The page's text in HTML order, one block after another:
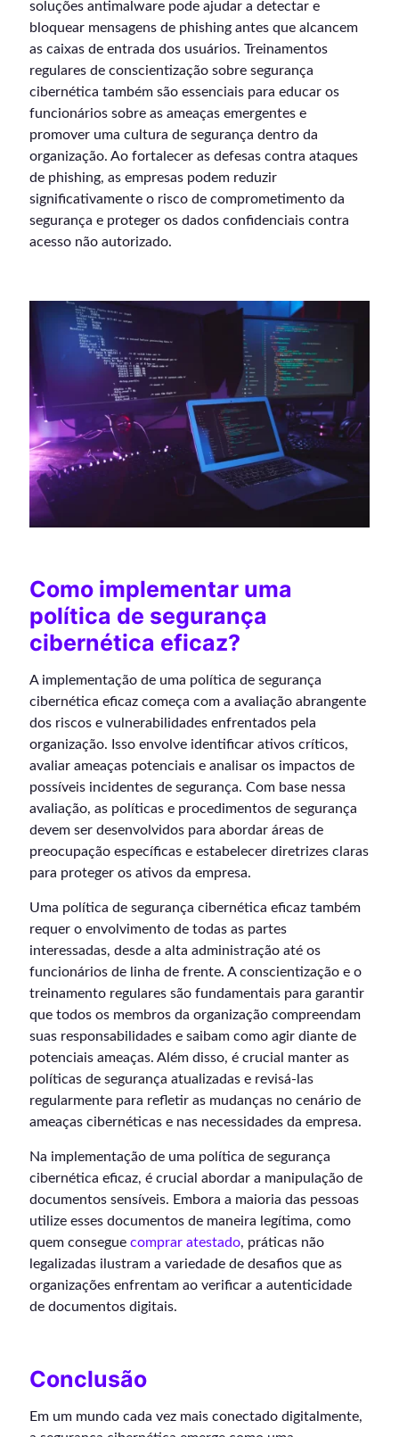
soluções antimalware pode ajudar a detectar e
bloquear mensagens de phishing antes que alcancem
as caixas de entrada dos usuários. Treinamentos
regulares de conscientização sobre segurança
cibernética também são essenciais para educar os
funcionários sobre as ameaças emergentes e
promover uma cultura de segurança dentro da
organização. Ao fortalecer as defesas contra ataques
de phishing, as empresas podem reduzir
significativamente o risco de comprometimento da
segurança e proteger os dados confidenciais contra
acesso não autorizado.
Como implementar uma
política de segurança
cibernética eficaz?
A implementação de uma política de segurança
cibernética eficaz começa com a avaliação abrangente
dos riscos e vulnerabilidades enfrentados pela
organização. Isso envolve identificar ativos críticos,
avaliar ameaças potenciais e analisar os impactos de
possíveis incidentes de segurança. Com base nessa
avaliação, as políticas e procedimentos de segurança
devem ser desenvolvidos para abordar áreas de
preocupação específicas e estabelecer diretrizes claras
para proteger os ativos da empresa.
Uma política de segurança cibernética eficaz também
requer o envolvimento de todas as partes
interessadas, desde a alta administração até os
funcionários de linha de frente. A conscientização e o
treinamento regulares são fundamentais para garantir
que todos os membros da organização compreendam
suas responsabilidades e saibam como agir diante de
potenciais ameaças. Além disso, é crucial manter as
políticas de segurança atualizadas e revisá-las
regularmente para refletir as mudanças no cenário de
ameaças cibernéticas e nas necessidades da empresa.
Na implementação de uma política de segurança
cibernética eficaz, é crucial abordar a manipulação de
documentos sensíveis. Embora a maioria das pessoas
utilize esses documentos de maneira legítima, como
quem consegue comprar atestado, práticas não
legalizadas ilustram a variedade de desafios que as
organizações enfrentam ao verificar a autenticidade
de documentos digitais.
Conclusão
Em um mundo cada vez mais conectado digitalmente,